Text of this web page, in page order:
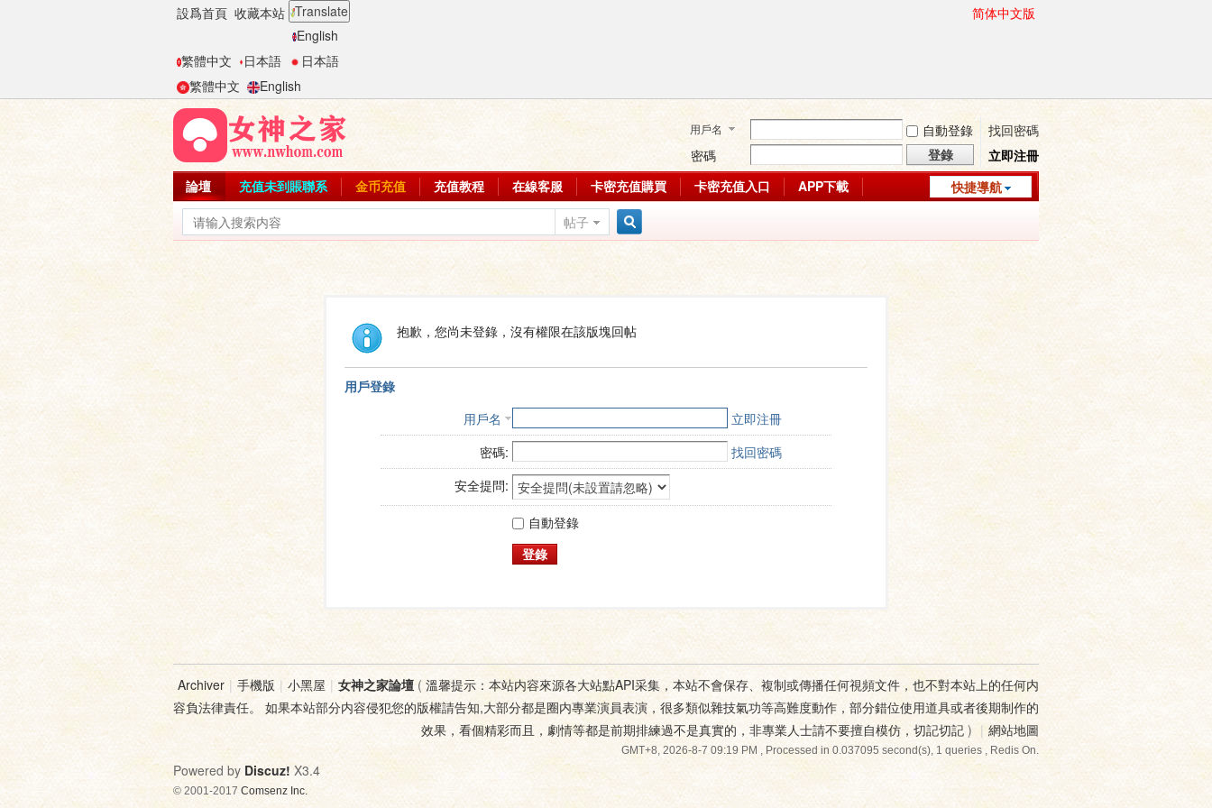
設爲首頁 收藏本站 Translate
English
繁體中文
日本語
日本語
繁體中文
English
简体中文版
用戶名 自動登錄
找回密碼
密碼
登錄
立即注冊
快捷導航
論壇 充值未到賬聯系 金币充值 充值教程 在線客服 卡密充值購買 卡密充值入口
APP下載
帖子
索
抱歉，您尚未登錄，沒有權限在該版塊回帖
用戶登錄
用戶名
立即注冊
密碼:
找回密碼
安全提問:
自動登錄
登錄
Archiver | 手機版 | 小黑屋 | 女神之家論壇( 溫馨提示：本站内容來源各大站點API采集，本站不會保存、複制或傳播任何視頻文件，也不對本站上的任何内
容負法律責任。 如果本站部分内容侵犯您的版權請告知,大部分都是圈内專業演員表演，很多類似雜技氣功等高難度動作，部分錯位使用道具或者後期制作的
效果，看個精彩而且，劇情等都是前期排練過不是真實的，非專業人士請不要擅自模仿，切記切記 ) | 網站地圖
GMT+8, 2026-8-7 09:19 PM, Processed in 0.037095 second(s), 1 queries , Redis On.
Powered by Discuz! X3.4
© 2001-2017 Comsenz Inc.